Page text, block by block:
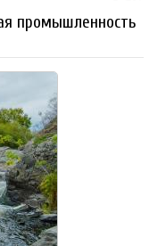
промышленность